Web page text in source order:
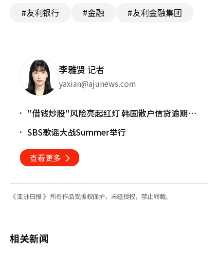
#友利银行 #金融 #友利金融集团
李雅贤记者
yaxian@ajunews.com
"借钱炒股"风险亮起红灯 韩国散户信贷逾期率
SBS歌谣大战Summer举行
查看更多
《 亚洲日报 》 所有作品受版权保护，未经授权，禁止转载。
相关新闻